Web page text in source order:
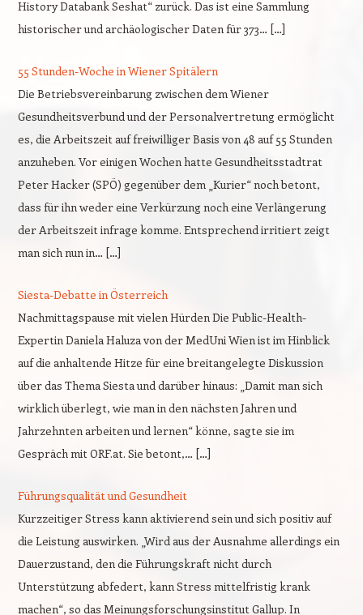
History Databank Seshat“ zurück. Das ist eine Sammlung
historischer und archäologischer Daten für 373… […]
55 Stunden-Woche in Wiener Spitälern
Die Betriebsvereinbarung zwischen dem Wiener
Gesundheitsverbund und der Personalvertretung ermöglicht
es, die Arbeitszeit auf freiwilliger Basis von 48 auf 55 Stunden
anzuheben. Vor einigen Wochen hatte Gesundheitsstadtrat
Peter Hacker (SPÖ) gegenüber dem „Kurier“ noch betont,
dass für ihn weder eine Verkürzung noch eine Verlängerung
der Arbeitszeit infrage komme. Entsprechend irritiert zeigt
man sich nun in… […]
Siesta-Debatte in Österreich
Nachmittagspause mit vielen Hürden Die Public-Health-
Expertin Daniela Haluza von der MedUni Wien ist im Hinblick
auf die anhaltende Hitze für eine breitangelegte Diskussion
über das Thema Siesta und darüber hinaus: „Damit man sich
wirklich überlegt, wie man in den nächsten Jahren und
Jahrzehnten arbeiten und lernen“ könne, sagte sie im
Gespräch mit ORF.at. Sie betont,… […]
Führungsqualität und Gesundheit
Kurzzeitiger Stress kann aktivierend sein und sich positiv auf
die Leistung auswirken. „Wird aus der Ausnahme allerdings ein
Dauerzustand, den die Führungskraft nicht durch
Unterstützung abfedert, kann Stress mittelfristig krank
machen“, so das Meinungsforschungsinstitut Gallup. In